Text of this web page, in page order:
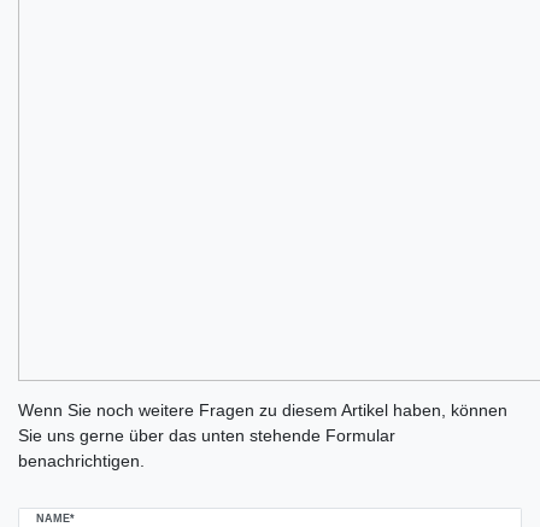
Wenn Sie noch weitere Fragen zu diesem Artikel haben, können
Sie uns gerne über das unten stehende Formular
benachrichtigen.
NAME*